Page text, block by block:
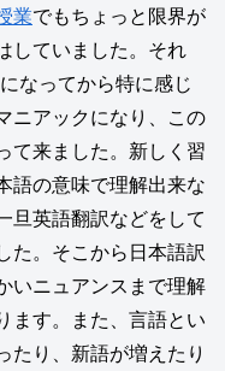
業でもちょっと限界が
していました。それ
なってから特に感じ
ニアックになり、この
て来ました。新しく習
語の意味で理解出来な
旦英語翻訳などをして
た。そこから日本語訳
いニュアンスまで理解
ます。また、言語とい
たり、新語が増えたり